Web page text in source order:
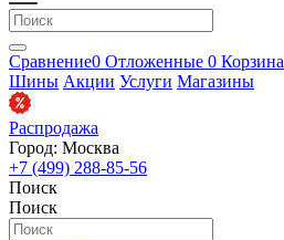
Сравнение0 Отложенные 0 Корзина
Шины Акции Услуги Магазины
Распродажа
Город: Москва
+7 (499) 288-85-56
Поиск
Поиск